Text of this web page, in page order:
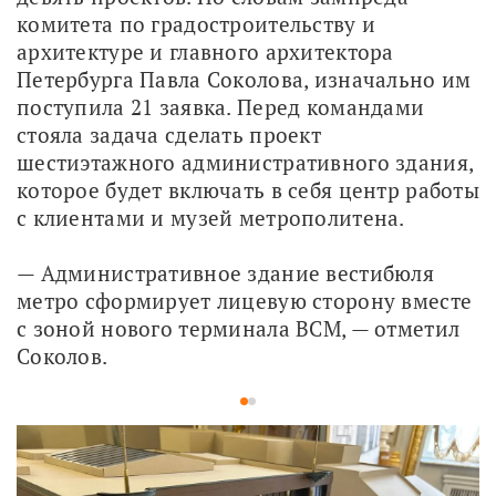
комитета по градостроительству и
архитектуре и главного архитектора
Петербурга Павла Соколова, изначально им
поступила 21 заявка. Перед командами
стояла задача сделать проект
шестиэтажного административного здания,
которое будет включать в себя центр работы
с клиентами и музей метрополитена.
— Административное здание вестибюля
метро сформирует лицевую сторону вместе
с зоной нового терминала ВСМ, — отметил
Соколов.
12